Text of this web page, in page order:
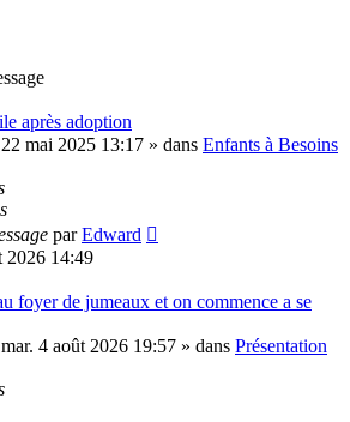
après adoption
mai 2025 13:17 » dans Enfants à Besoins
parEdward
2026 14:49
foyer de jumeaux et on commence a se
mar. 4 août 2026 19:57 » dans Présentation